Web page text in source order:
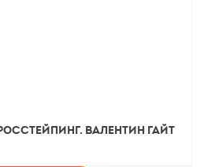
Валентин Гайт